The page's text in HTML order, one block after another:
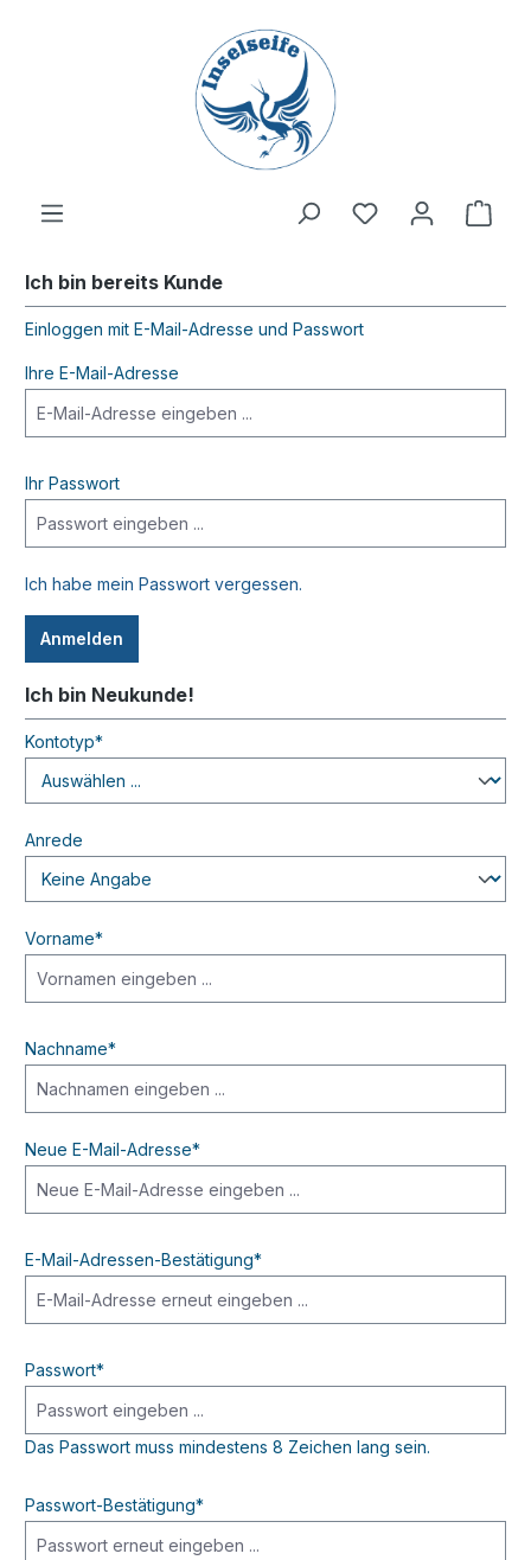
Ich bin bereits Kunde
Einloggen mit E-Mail-Adresse und Passwort
Ihre E-Mail-Adresse
Ihr Passwort
Ich habe mein Passwort vergessen.
Anmelden
Ich bin Neukunde!
Persönliche Informationen
Kontotyp*
Anrede
Vorname*
Nachname*
Neue E-Mail-Adresse*
E-Mail-Adressen-Bestätigung*
Passwort*
Das Passwort muss mindestens 8 Zeichen lang sein.
Passwort-Bestätigung*